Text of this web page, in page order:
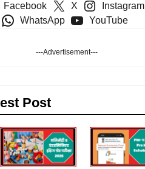
Facebook X
Instagram
WhatsApp
YouTube
---Advertisement---
Post